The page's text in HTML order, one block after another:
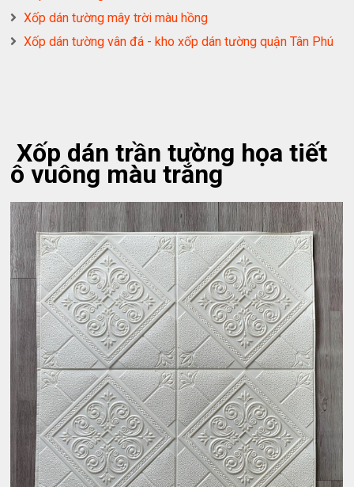
Xốp dán tường mây trời màu hồng
Xốp dán tường vân đá - kho xốp dán tường quận Tân Phú
Xốp dán trần tường họa tiết
ô vuông màu trắng